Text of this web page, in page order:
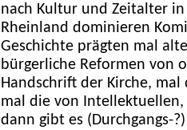
nach Kultur und Zeitalter
Rheinland dominieren
Geschichte prägten mal
bürgerliche Reformen von
Handschrift der Kirche,
mal die von
dann gibt es (Durchgangs-